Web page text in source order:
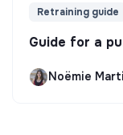
Retraining guide
Guide for a
Noëmie